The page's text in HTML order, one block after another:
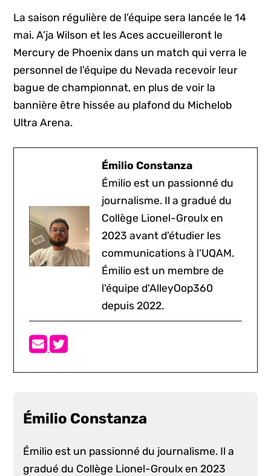
La saison régulière de l’équipe sera lancée le 14
mai. A’ja Wilson et les Aces accueilleront le
Mercury de Phoenix dans un match qui verra le
personnel de l’équipe du Nevada recevoir leur
bague de championnat, en plus de voir la
bannière être hissée au plafond du Michelob
Ultra Arena.
Émilio Constanza
Émilio est un passionné du
journalisme. Il a gradué du
Collège Lionel-Groulx en
2023 avant d'étudier les
communications à l'UQAM.
Émilio est un membre de
l'équipe d'AlleyOop360
depuis 2022.
Émilio Constanza
Émilio est un passionné du journalisme. Il a
gradué du Collège Lionel-Groulx en 2023